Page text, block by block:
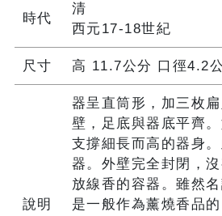
時代
清
西元17-18世紀
尺寸 高 11.7公分 口徑4.2
說明
器呈直筒形，加三枚
壁，足底與器底平齊
支撐細長而高的器身
器。外壁完全封閉，
放線香的容器。雖然
是一般作為薰燒香品